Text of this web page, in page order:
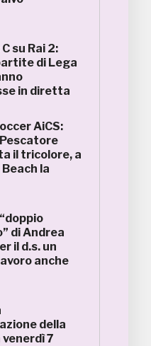
su Rai 2:
di Lega
in diretta
AiCS:
il tricolore, a
la
di Andrea
il d.s. un
anche
della
7